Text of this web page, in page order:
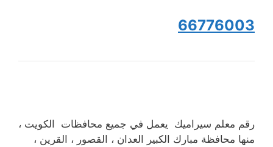
66776003
رقم معلم سيراميك يعمل في جميع محافظات الكويت ،
منها محافظة مبارك الكبير العدان ، القصور ، القرين ،